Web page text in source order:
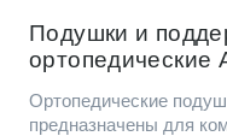
Подушки и
ортопедические
Ортопедические
предназначены для